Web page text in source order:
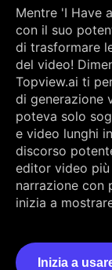
Mentre 'I Have
con il suo
di trasformare
del video!
Topview.ai ti
di generazione
poteva solo
e video lunghi
discorso
editor video
narrazione con
inizia a
Inizia a